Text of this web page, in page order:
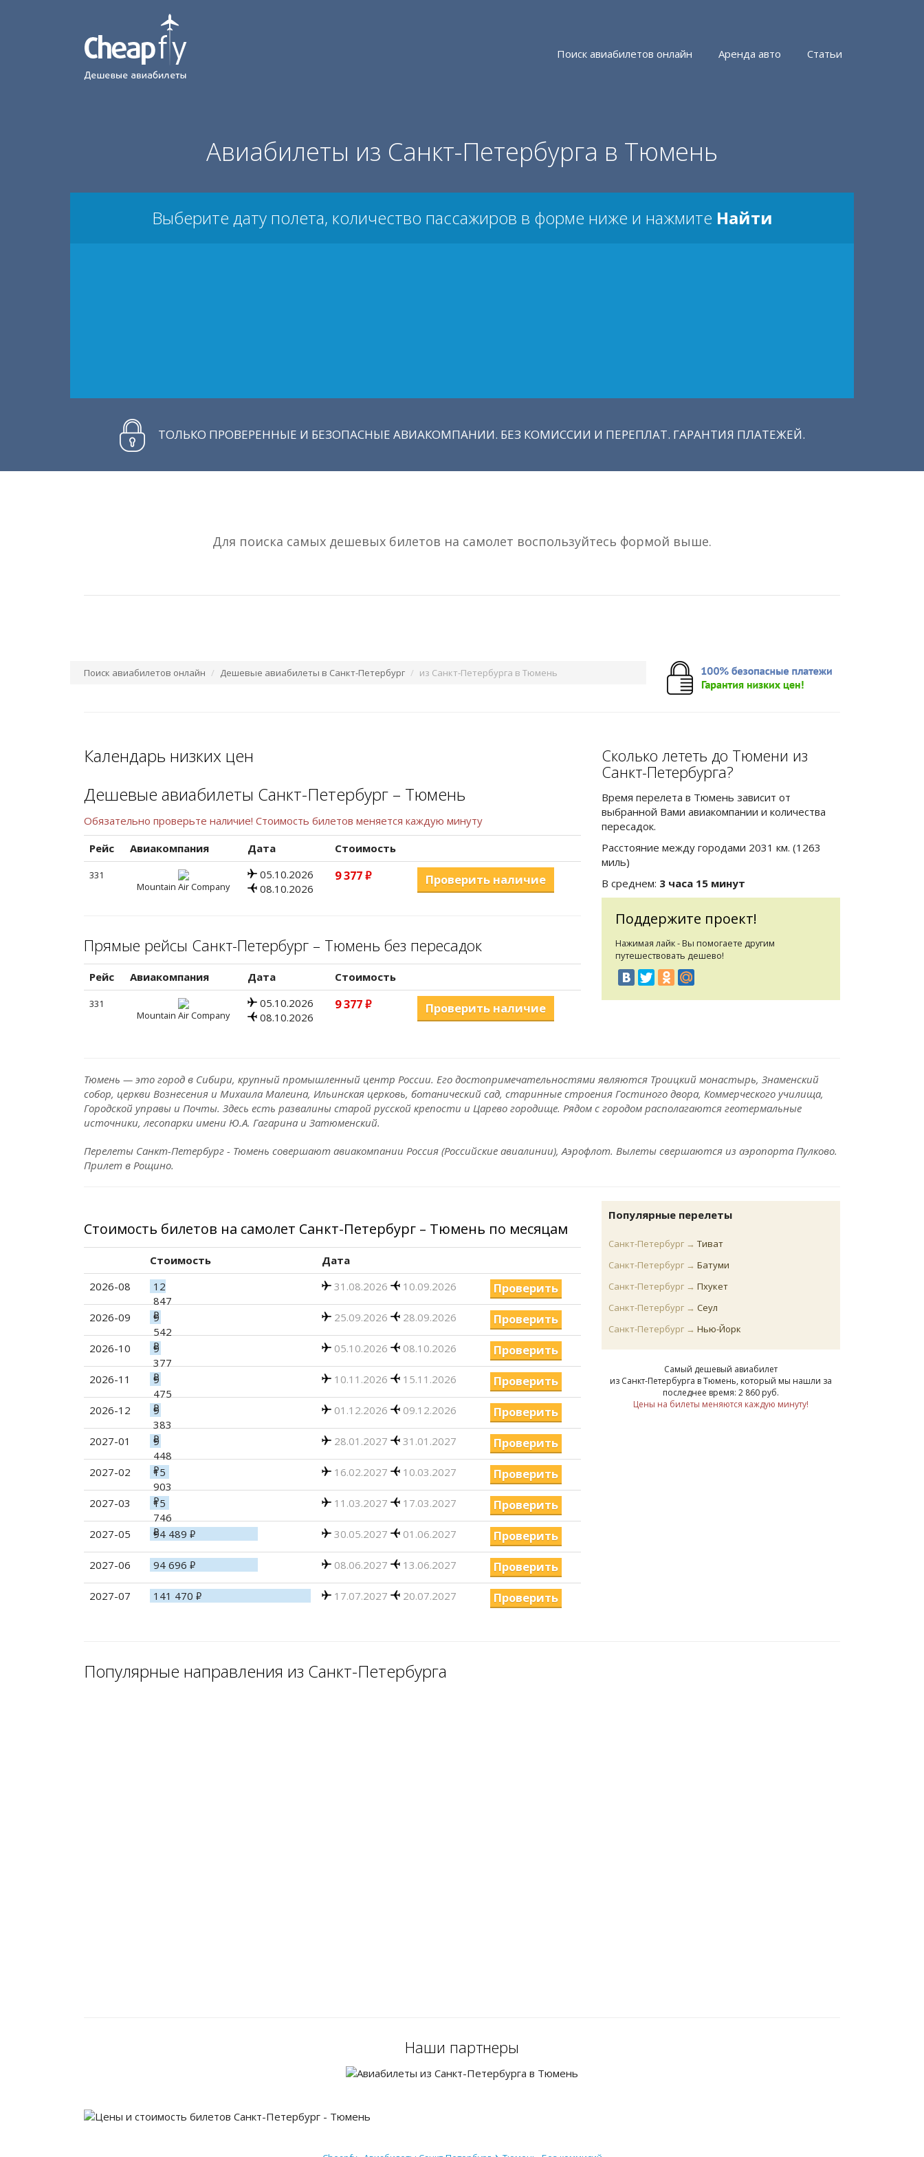
Поиск авиабилетов онлайн Аренда авто Статьи
Авиабилеты из Санкт-Петербурга в Тюмень
Выберите дату полета, количество пассажиров в форме ниже и нажмите Найти
ТОЛЬКО ПРОВЕРЕННЫЕ И БЕЗОПАСНЫЕ АВИАКОМПАНИИ. БЕЗ КОМИССИИ И ПЕРЕПЛАТ. ГАРАНТИЯ ПЛАТЕЖЕЙ.
Для поиска самых дешевых билетов на самолет воспользуйтесь формой выше.
Поиск авиабилетов онлайн Дешевые авиабилеты в Санкт-Петербург из Санкт-Петербурга в Тюмень
Календарь низких цен
Дешевые авиабилеты Санкт-Петербург – Тюмень
Обязательно проверьте наличие! Стоимость билетов меняется каждую минуту
Рейс
Авиакомпания Дата Стоимость
331
Mountain Air Company
05.10.2026
08.10.2026
9 377 руб. Проверить наличие
Прямые рейсы Санкт-Петербург – Тюмень без пересадок
Рейс Авиакомпания Дата Стоимость
331
Mountain Air Company
05.10.2026
08.10.2026
9 377 руб. Проверить наличие
Сколько лететь до Тюмени из
Санкт-Петербурга?
Время перелета в Тюмень зависит от
выбранной Вами авиакомпании и количества
пересадок.
Расстояние между городами 2031 км. (1263
миль)
В среднем: 3 часа 15 минут
Поддержите проект!
Нажимая лайк - Вы помогаете другим
путешествовать дешево!
Тюмень — это город в Сибири, крупный промышленный центр России. Его достопримечательностями являются Троицкий монастырь, Знаменский
собор, церкви Вознесения и Михаила Малеина, Ильинская церковь, ботанический сад, старинные строения Гостиного двора, Коммерческого училища,
Городской управы и Почты. Здесь есть развалины старой русской крепости и Царево городище. Рядом с городом располагаются геотермальные
источники, лесопарки имени Ю.А. Гагарина и Затюменский.
Перелеты Санкт-Петербург - Тюмень совершают авиакомпании Россия (Российские авиалинии), Аэрофлот. Вылеты свершаются из аэропорта Пулково.
Прилет в Рощино.
Стоимость билетов на самолет Санкт-Петербург – Тюмень по месяцам
Стоимость
Дата
2026-08
12
847
руб.
31.08.2026 10.09.2026 Проверить
2026-09
9
542
руб.
25.09.2026 28.09.2026 Проверить
2026-10
9
377
руб.
05.10.2026 08.10.2026 Проверить
2026-11
9
475
руб.
10.11.2026 15.11.2026 Проверить
2026-12
9
383
руб.
01.12.2026 09.12.2026 Проверить
2027-01
9
448
руб.
28.01.2027 31.01.2027 Проверить
2027-02
15
903
руб.
16.02.2027 10.03.2027 Проверить
2027-03
15
746
руб.
11.03.2027 17.03.2027 Проверить
2027-05 94 489 руб. 30.05.2027 01.06.2027 Проверить
2027-06 94 696 руб. 08.06.2027 13.06.2027 Проверить
2027-07 141 470 руб. 17.07.2027 20.07.2027 Проверить
Популярные перелеты
Санкт-Петербург → Тиват
Санкт-Петербург → Батуми
Санкт-Петербург → Пхукет
Санкт-Петербург → Сеул
Санкт-Петербург → Нью-Йорк
Самый дешевый авиабилет
из Санкт-Петербурга в Тюмень, который мы нашли за
последнее время:2 860 руб.
Цены на билеты меняются каждую минуту!
Популярные направления из Санкт-Петербурга
Наши партнеры